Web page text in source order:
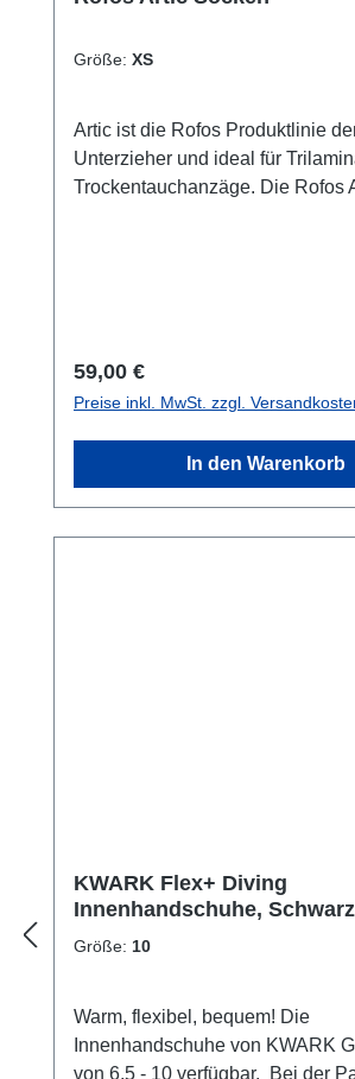
Größe: XS
Artic ist die Rofos Produktlinie
Unterzieher und ideal für
Trockentauchanzäge. Die Rofos
Regulärer Preis:
59,00 €
Preise inkl. MwSt. zzgl.
In den Warenkorb
KWARK Flex+ Diving
Innenhandschuhe, Schwarz
Größe: 10
Warm, flexibel, bequem! Die
Innenhandschuhe von KWARK
von 6,5 - 10 verfügbar. Bei der